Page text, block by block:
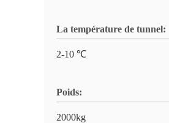
La température de tunnel:
2-10 ℃
Poids:
2000kg